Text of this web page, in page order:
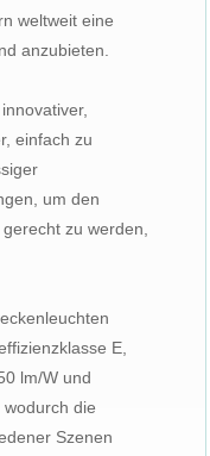
weltweit eine
anzubieten.
einfach zu
um den
zu werden,
E,
lm/W und
die
Szenen